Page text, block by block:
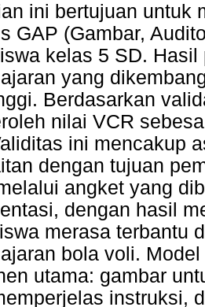
ini bertujuan untuk
GAP (Gambar,
kelas 5 SD.
yang
Berdasarkan
nilai VCR
ini mencakup
dengan tujuan
angket yang
dengan hasil
merasa terbantu
bola voli.
utama: gambar
instruksi,